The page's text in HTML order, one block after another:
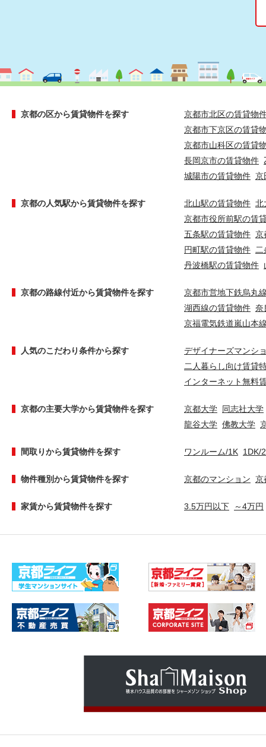
京都の区から賃貸物件を探す
京都市北区の賃貸物
京都市下京区の賃貸
京都市山科区の賃貸
長岡京市の賃貸物件
城陽市の賃貸物件 京
京都の人気駅から賃貸物件を探す 北山駅の賃貸物件 北
京都市役所前駅の賃
五条駅の賃貸物件 京
円町駅の賃貸物件
丹波橋駅の賃貸物件
京都の路線付近から賃貸物件を探す
京都市営地下鉄烏丸
湖西線の賃貸物件 奈
京福電気鉄道嵐山本
人気のこだわり条件から探す
デザイナーズマンシ
二人暮らし向け賃貸
インターネット無料
京都の主要大学から賃貸物件を探す 京都大学 同志社大学
龍谷大学 佛教大学
間取りから賃貸物件を探す ワンルーム/1K 1DK/
物件種別から賃貸物件を探す 京都のマンション 京
家賃から賃貸物件を探す 3.5万円以下 ～4万円